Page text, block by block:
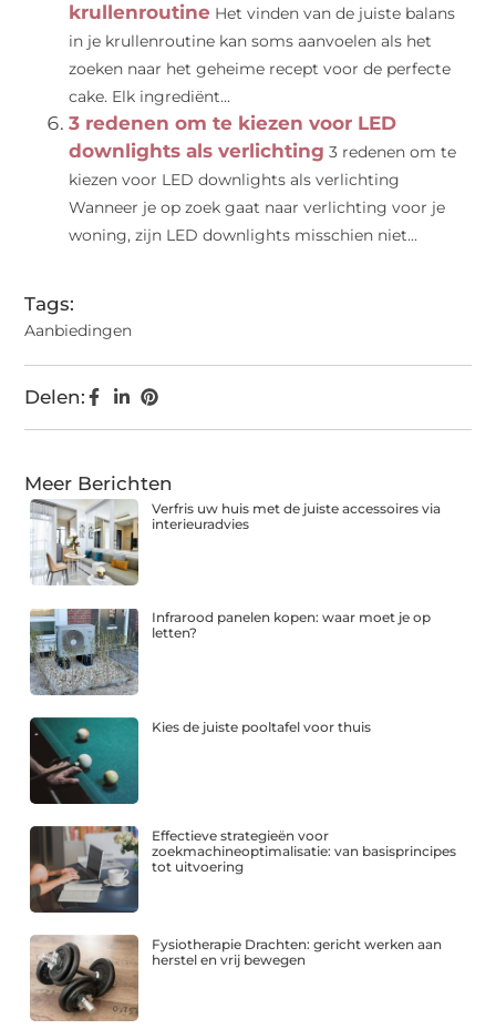
krullenroutine Het vinden van de juiste balans
in je krullenroutine kan soms aanvoelen als het
zoeken naar het geheime recept voor de perfecte
cake. Elk ingrediënt...
3 redenen om te kiezen voor LED
downlights als verlichting 3 redenen om te
kiezen voor LED downlights als verlichting
Wanneer je op zoek gaat naar verlichting voor je
woning, zijn LED downlights misschien niet...
Tags:
Aanbiedingen
Delen:
Meer Berichten
Verfris uw huis met de juiste accessoires via
interieuradvies
Infrarood panelen kopen: waar moet je op
letten?
Kies de juiste pooltafel voor thuis
Effectieve strategieën voor
zoekmachineoptimalisatie: van basisprincipes
tot uitvoering
Fysiotherapie Drachten: gericht werken aan
herstel en vrij bewegen